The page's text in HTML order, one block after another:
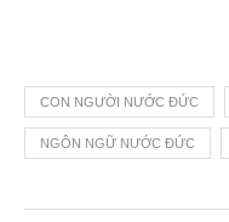
CON NGƯỜI NƯỚC ĐỨC
NGÔN NGỮ NƯỚC ĐỨC